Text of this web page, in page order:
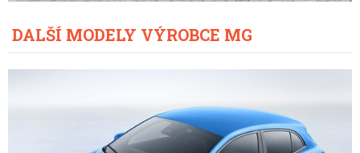
DALŠÍ MODELY VÝROBCE MG